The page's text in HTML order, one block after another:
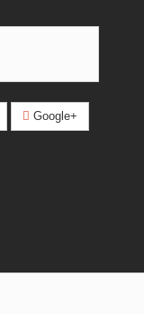
Google+